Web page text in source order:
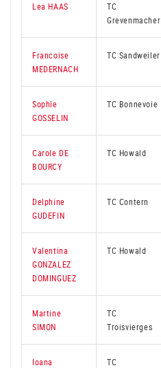
Lea HAAS
TC
Grevenmacher
Francoise
MEDERNACH
TC Sandweiler
Sophîe
GOSSELIN
TC Bonnevoie
Carole DE
BOURCY
TC Howald
Delphine
GUDEFIN
TC Contern
Valentina
GONZALEZ
DOMINGUEZ
TC Howald
Martine
SIMON
TC
Troisvierges
Ioana
TC